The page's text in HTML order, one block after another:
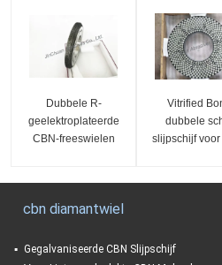
Dubbele R-
geelektroplateerde
CBN-freeswielen
Vitrified
dubbele
slijpschijf voor
cbn diamantwiel
Gegalvaniseerde CBN Slijpschijf